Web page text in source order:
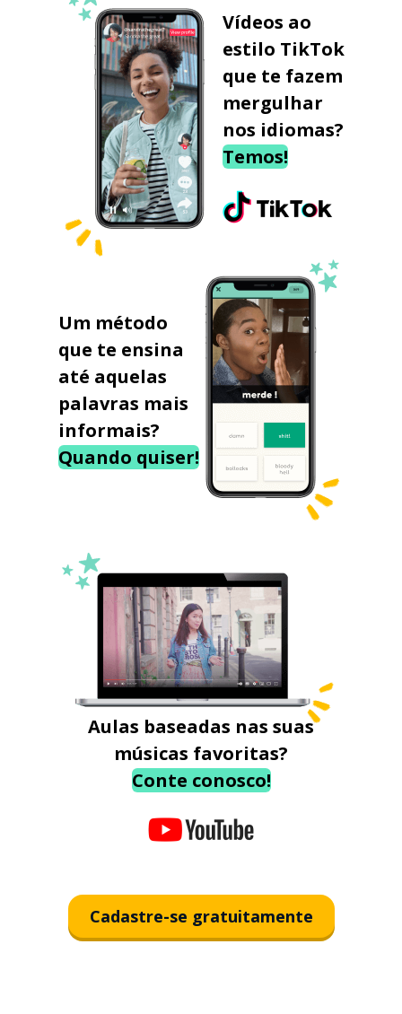
Vídeos ao
estilo TikTok
que te fazem
mergulhar
nos idiomas?
Temos!
Um método
que te ensina
até aquelas
palavras mais
informais?
Quando quiser!
Aulas baseadas nas suas
músicas favoritas?
Conte conosco!
Cadastre-se gratuitamente